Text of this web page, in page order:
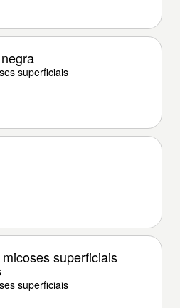
superficiais
superficiais
superficiais